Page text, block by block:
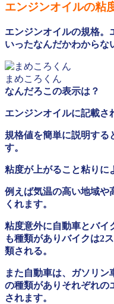
エンジンオイルの粘
エンジンオイルの規格。
いったなんだかわからな
まめころくん
なんだろこの表示は？
エンジンオイルに記載さ
規格値を簡単に説明する
す。
粘度が上がること粘りに
例えば気温の高い地域や
くれます。
粘度意外に自動車とバイ
も種類がありバイクは2
類される。
また自動車は、ガソリ
の種類がありそれぞれの
されます。